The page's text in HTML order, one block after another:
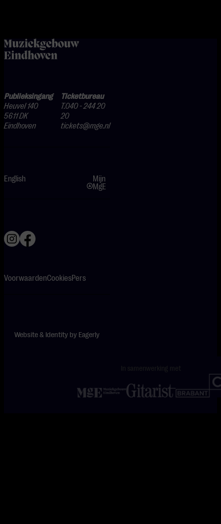
home
Publieksingang
Heuvel 140
5611 DK
Eindhoven
Ticketbureau
T.040 - 244 20
20
tickets@mge.nl
English
Mijn
MgE
VoorwaardenCookiesPers
Website & Identity by Eagerly
In samenwerking met